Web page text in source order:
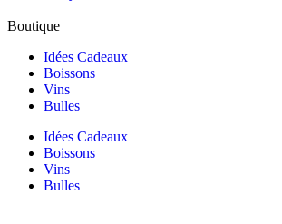
Boutique
Idées Cadeaux
Boissons
Vins
Bulles
Idées Cadeaux
Boissons
Vins
Bulles